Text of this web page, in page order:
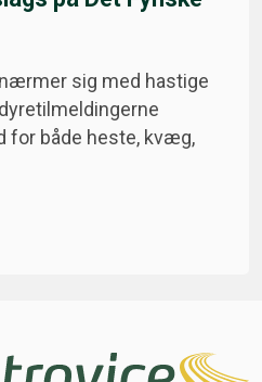
sig med hastige
for både heste, kvæg,